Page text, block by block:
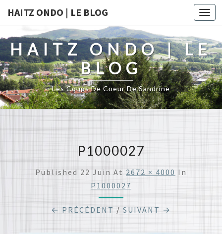
HAITZ ONDO | LE BLOG
HAITZ ONDO | LE
BLOG
Les Coups De Coeur De Sandrine
P1000027
Published 22 Juin At 2672 × 4000 In
P1000027
← PRÉCÉDENT / SUIVANT →